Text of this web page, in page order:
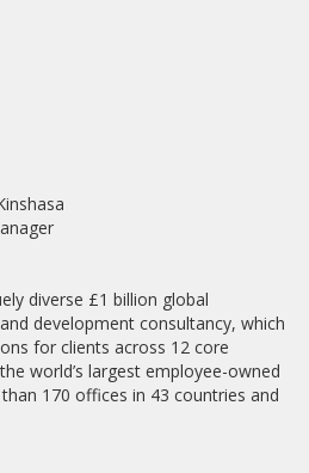
diverse £1 billion global
development consultancy, which
for clients across 12 core
world’s largest employee-owned
170 offices in 43 countries and